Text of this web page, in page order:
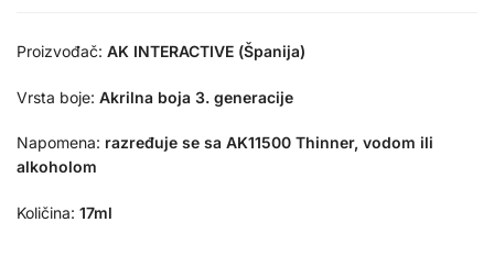
Proizvođač: AK INTERACTIVE (Španija)
Vrsta boje: Akrilna boja 3. generacije
Napomena: razređuje se sa AK11500 Thinner, vodom ili
alkoholom
Količina: 17ml